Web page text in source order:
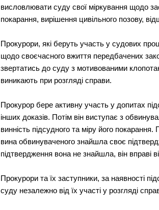
висловлювати суду свої міркування щодо
покарання, вирішення цивільного позову,
Прокурори, які беруть участь у судових
щодо своєчасного вжиття передбачених
звертатись до суду з мотивованими
виникають при розгляді справи.
Прокурор бере активну участь у допитах
інших доказів. Потім він виступає з
винність підсудного та міру його
вина обвинуваченого знайшла своє
підтвердження вона не знайшла, він вправі
Прокурори та їх заступники, за наявності
суду незалежно від їх участі у розгляді